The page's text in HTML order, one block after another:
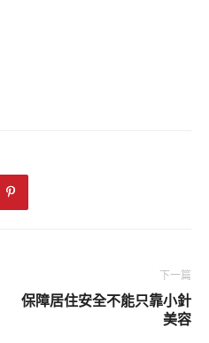
下一篇
保障居住安全不能只靠小針
美容